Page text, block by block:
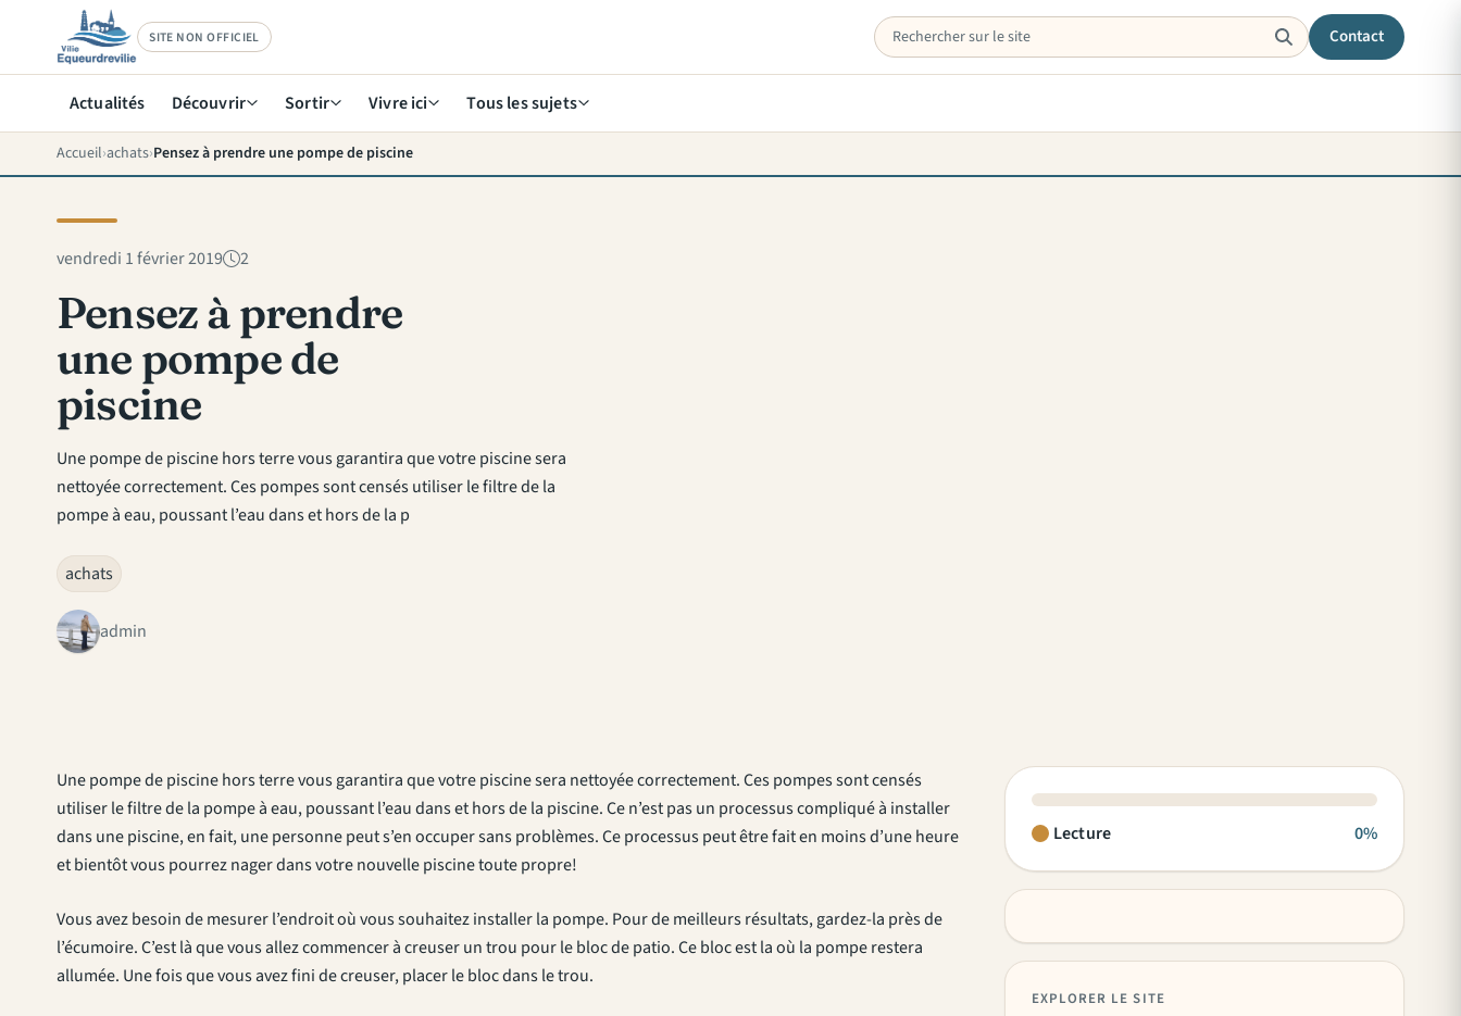
SITE NON OFFICIEL Contact
Actualités Découvrir Sortir Vivre ici Tous les sujets
Accueil achats Pensez à prendre une pompe de piscine
vendredi 1 février 2019 2
Pensez à prendre
une pompe de
piscine
Une pompe de piscine hors terre vous garantira que votre piscine sera
nettoyée correctement. Ces pompes sont censés utiliser le filtre de la
pompe à eau, poussant l’eau dans et hors de la p
achats
admin
Une pompe de piscine hors terre vous garantira que votre piscine sera nettoyée correctement. Ces pompes sont censés
utiliser le filtre de la pompe à eau, poussant l’eau dans et hors de la piscine. Ce n’est pas un processus compliqué à installer
dans une piscine, en fait, une personne peut s’en occuper sans problèmes. Ce processus peut être fait en moins d’une heure
et bientôt vous pourrez nager dans votre nouvelle piscine toute propre!
Vous avez besoin de mesurer l’endroit où vous souhaitez installer la pompe. Pour de meilleurs résultats, gardez-la près de
l’écumoire. C’est là que vous allez commencer à creuser un trou pour le bloc de patio. Ce bloc est la où la pompe restera
allumée. Une fois que vous avez fini de creuser, placer le bloc dans le trou.
Lecture 0%
EXPLORER LE SITE